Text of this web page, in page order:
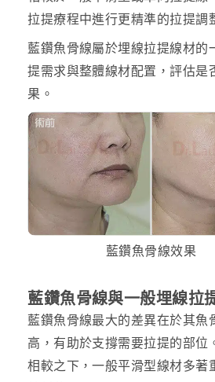
拉提療程中進行更精準的拉提調
藍鑽魚骨線屬於埋線拉提線材
提需求與整體線材配置，評估是
果。
藍鑽魚骨線效果
藍鑽魚骨線與一般埋線拉
藍鑽魚骨線最大的差異在於其魚
高，有助於支撐需要拉提的部位
相較之下，一般平滑型線材多著